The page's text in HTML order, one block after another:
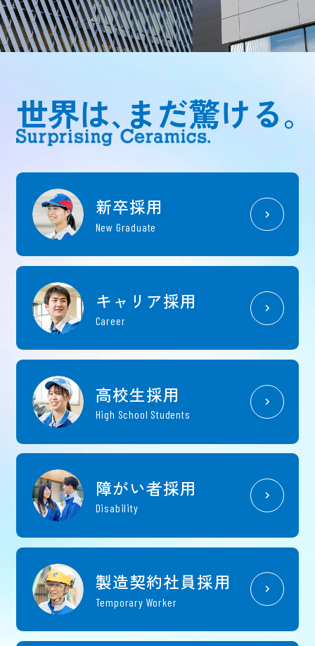
世界は､まだ驚ける｡
新卒採用
New Graduate
キャリア採用
Career
高校生採用
High School Students
障がい者採用
Disability
製造契約社員採用
Temporary Worker